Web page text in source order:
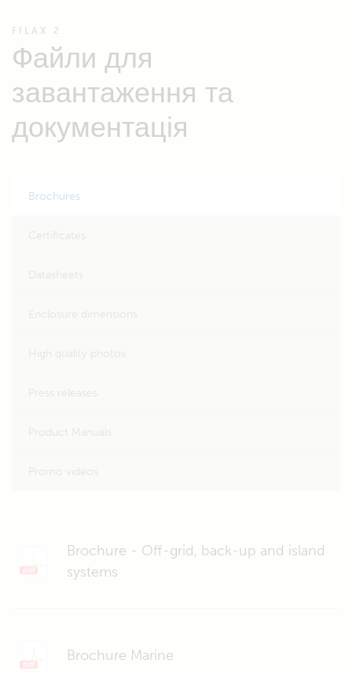
FILAX 2
Файли для
завантаження та
документація
Brochures
Brochure - Off-grid, back-up and island
systems
Brochure Marine